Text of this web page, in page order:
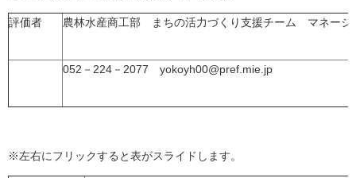
評価者 農林水産商工部 まちの活力づくり支援チーム マネー
052－224－2077 yokoyh00@pref.mie.jp
※左右にフリックすると表がスライドします。